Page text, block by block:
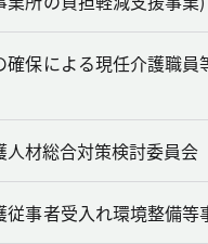
確保による現任介護職員
人材総合対策検討委員会
従事者受入れ環境整備等